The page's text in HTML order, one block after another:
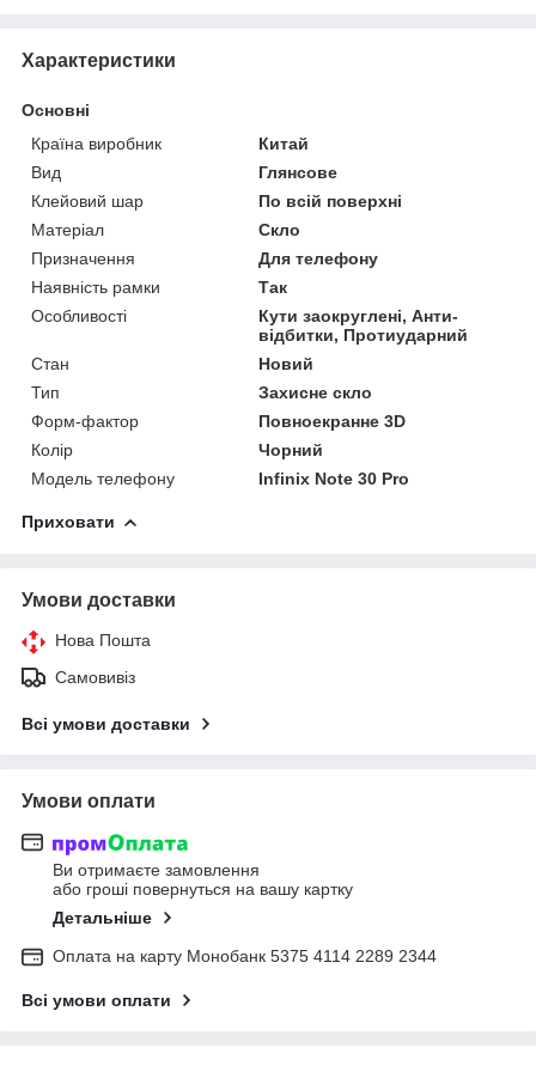
Характеристики
Основні
Країна виробник
Китай
Вид
Глянсове
Клейовий шар
По всій поверхні
Матеріал
Скло
Призначення
Для телефону
Наявність рамки
Так
Особливості
Кути заокруглені, Анти-
відбитки, Протиударний
Стан
Новий
Тип
Захисне скло
Форм-фактор
Повноекранне 3D
Колір
Чорний
Модель телефону
Infinix Note 30 Pro
Приховати
Умови доставки
Нова Пошта
Самовивіз
Всі умови доставки
Умови оплати
Ви отримаєте замовлення
або гроші повернуться на вашу картку
Детальніше
Оплата на карту Монобанк 5375 4114 2289 2344
Всі умови оплати